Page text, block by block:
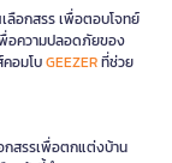
อกสรร เพื่อตอบโจทย์
อความปลอดภัยของ
อมโบGEEZERที่ช่วย
สรรเพื่อตกแต่งบ้าน